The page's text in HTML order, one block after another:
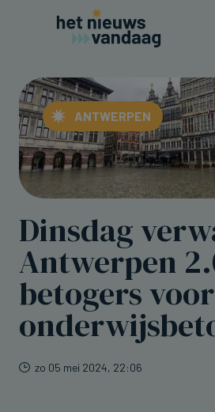
ANTWERPEN
Dinsdag
Antwerpen
betogers voor
zo 05 mei 2024, 22:06